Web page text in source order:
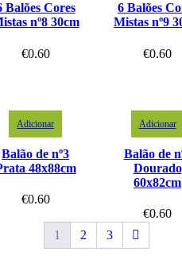
Balões Cores
nº8 30cm
€0.60
6 Balões
Mistas nº9
€0.60
Adicionar
Balão de nº3
48x88cm
€0.60
Adicionar
Balão de
Dourado
60x82cm
€0.60
1 2 3